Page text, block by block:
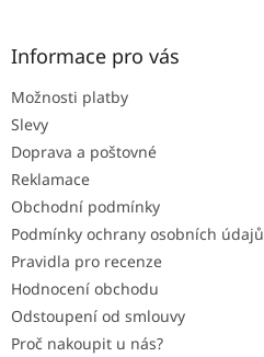
Informace pro vás
Možnosti platby
Slevy
Doprava a poštovné
Reklamace
Obchodní podmínky
Podmínky ochrany osobních údajů
Pravidla pro recenze
Hodnocení obchodu
Odstoupení od smlouvy
Proč nakoupit u nás?